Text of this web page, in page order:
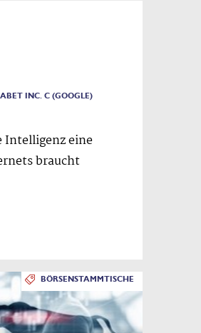
INC. C (GOOGLE)
Intelligenz eine
braucht
BÖRSENSTAMMTISCHE